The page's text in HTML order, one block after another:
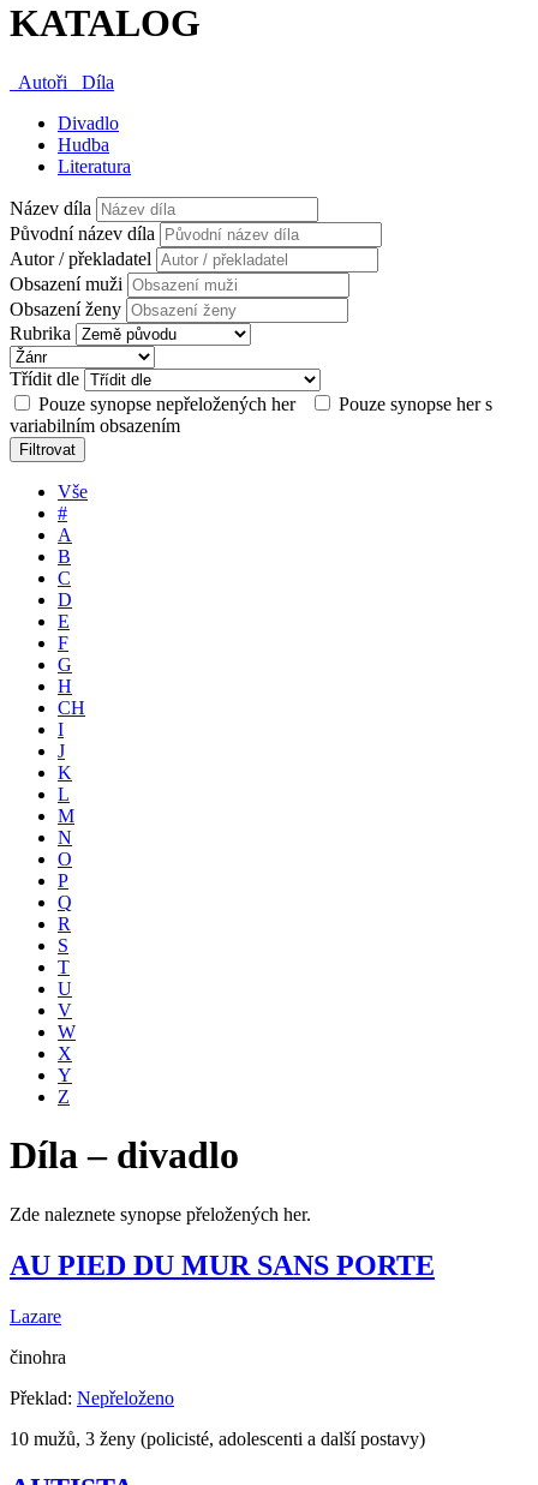
KATALOG
Autoři
Díla
Divadlo
Hudba
Literatura
Název díla
Původní název díla
Autor / překladatel
Obsazení muži
Obsazení ženy
Rubrika
Třídit dle
Pouze synopse nepřeložených her
Pouze synopse her s
variabilním obsazením
Filtrovat
Vše
#
A
B
C
D
E
F
G
H
CH
I
J
K
L
M
N
O
P
Q
R
S
T
U
V
W
X
Y
Z
Díla – divadlo
Zde naleznete synopse přeložených her.
AU PIED DU MUR SANS PORTE
Lazare
činohra
Překlad: Nepřeloženo
10 mužů, 3 ženy (policisté, adolescenti a další postavy)